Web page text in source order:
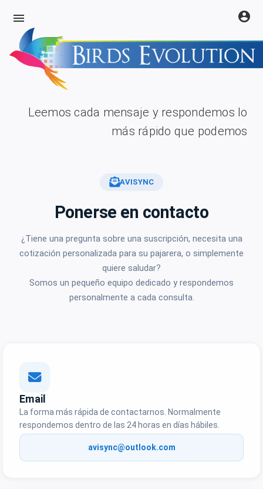
menu account_circle
Leemos cada mensaje y respondemos lo
más rápido que podemos
AVISYNC
Ponerse en contacto
¿Tiene una pregunta sobre una suscripción, necesita una
cotización personalizada para su pajarera, o simplemente
quiere saludar?
Somos un pequeño equipo dedicado y respondemos
personalmente a cada consulta.
Email
La forma más rápida de contactarnos. Normalmente
respondemos dentro de las 24 horas en días hábiles.
avisync@outlook.com